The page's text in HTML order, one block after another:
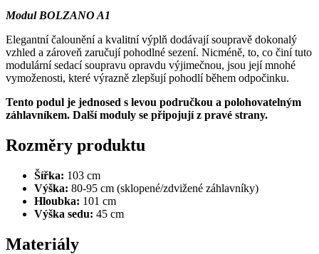
Modul BOLZANO A1
Elegantní čalounění a kvalitní výplň dodávají soupravě dokonalý
vzhled a zároveň zaručují pohodlné sezení. Nicméně, to, co činí tuto
modulární sedací soupravu opravdu výjimečnou, jsou její mnohé
vymoženosti, které výrazně zlepšují pohodlí během odpočinku.
Tento podul je jednosed s levou područkou a polohovatelným
záhlavníkem. Další moduly se připojují z pravé strany.
Rozměry produktu
Šířka: 103 cm
Výška: 80-95 cm (sklopené/zdvižené záhlavníky)
Hloubka: 101 cm
Výška sedu: 45 cm
Materiály